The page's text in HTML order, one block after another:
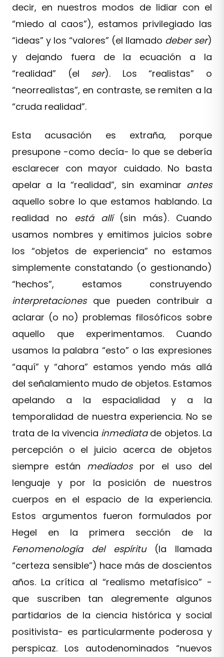
decir, en nuestros modos de lidiar con el
“miedo al caos”), estamos privilegiado las
“ideas” y los “valores” (el llamado deber ser)
y dejando fuera de la ecuación a la
“realidad” (el ser). Los “realistas” o
“neorrealistas”, en contraste, se remiten a la
“cruda realidad”.
Esta acusación es extraña, porque
presupone -como decía- lo que se debería
esclarecer con mayor cuidado. No basta
apelar a la “realidad”, sin examinar antes
aquello sobre lo que estamos hablando. La
realidad no está allí(sin más). Cuando
usamos nombres y emitimos juicios sobre
los “objetos de experiencia” no estamos
simplemente constatando (o gestionando)
“hechos”, estamos construyendo
interpretacionesque pueden contribuir a
aclarar (o no) problemas filosóficos sobre
aquello que experimentamos. Cuando
usamos la palabra “esto” o las expresiones
“aquí” y “ahora” estamos yendo más allá
del señalamiento mudo de objetos. Estamos
apelando a la espacialidad y a la
temporalidad de nuestra experiencia. No se
trata de la vivencia inmediatade objetos. La
percepción o el juicio acerca de objetos
siempre están mediadospor el uso del
lenguaje y por la posición de nuestros
cuerpos en el espacio de la experiencia.
Estos argumentos fueron formulados por
Hegel en la primera sección de la
Fenomenología del espíritu(la llamada
“certeza sensible”) hace más de doscientos
años. La crítica al “realismo metafísico” -
que suscriben tan alegremente algunos
partidarios de la ciencia histórica y social
positivista- es particularmente poderosa y
perspicaz. Los autodenominados “nuevos